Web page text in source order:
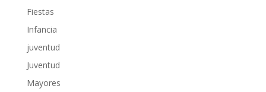
Fiestas
Infancia
juventud
Juventud
Mayores